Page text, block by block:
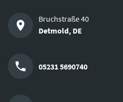
Bruchstraße 40
Detmold, DE
05231 5690740